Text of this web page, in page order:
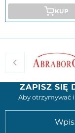
KUP
ZAPISZ SIĘ
Aby otrzymywać